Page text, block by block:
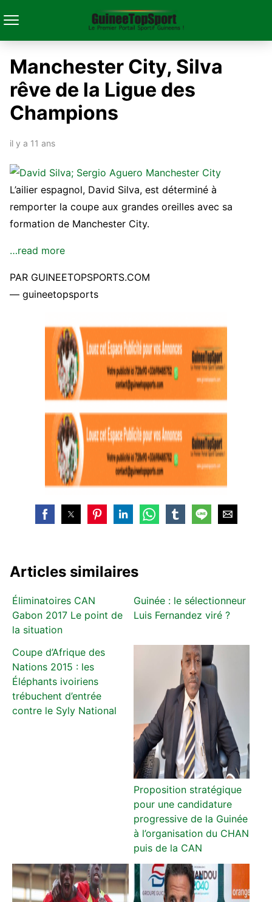
Manchester City, Silva
rêve de la Ligue des
Champions
il y a 11 ans
L’ailier espagnol, David Silva, est déterminé à
remporter la coupe aux grandes oreilles avec sa
formation de Manchester City.
…read more
PAR GUINEETOPSPORTS.COM
— guineetopsports
Articles similaires
Éliminatoires CAN
Gabon 2017 Le point de
la situation
Guinée : le sélectionneur
Luis Fernandez viré ?
Coupe d’Afrique des
Nations 2015 : les
Éléphants ivoiriens
trébuchent d’entrée
contre le Syly National
Proposition stratégique
pour une candidature
progressive de la Guinée
à l’organisation du CHAN
puis de la CAN